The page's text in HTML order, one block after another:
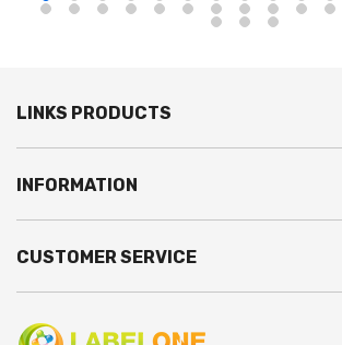
LINKS PRODUCTS
INFORMATION
CUSTOMER SERVICE